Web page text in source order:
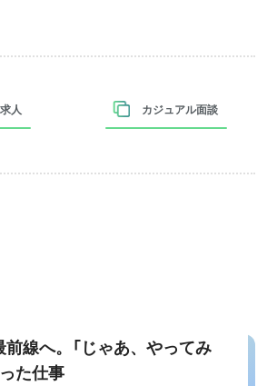
人 カジュアル面談
線へ。「じゃあ、やってみ
た仕事